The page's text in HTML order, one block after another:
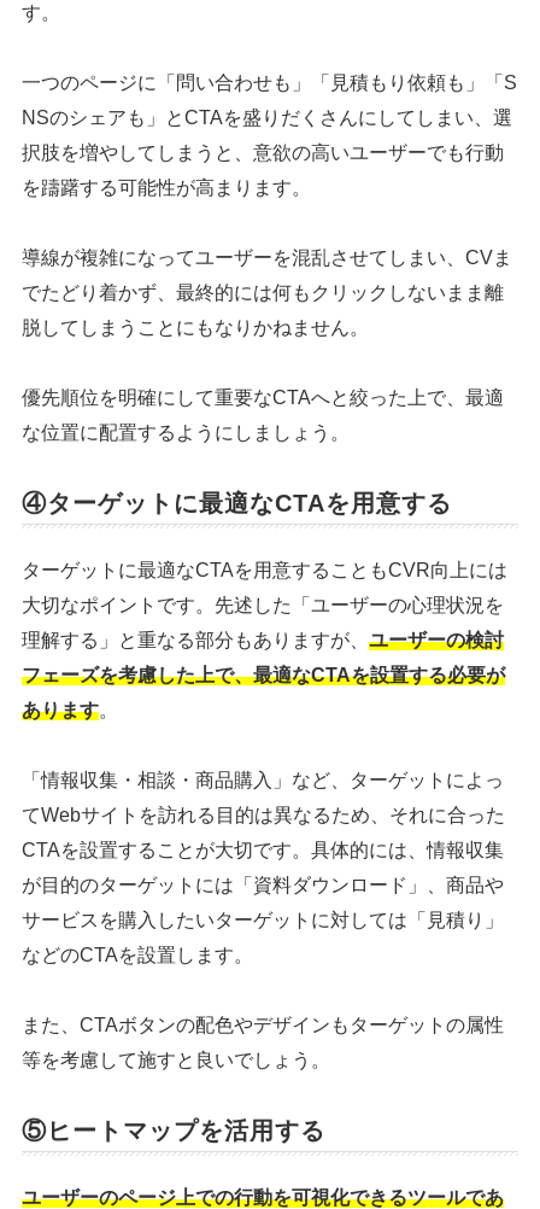
す。
一つのページに「問い合わせも」「見積もり依頼も」「S
NSのシェアも」とCTAを盛りだくさんにしてしまい、選
択肢を増やしてしまうと、意欲の高いユーザーでも行動
を躊躇する可能性が高まります。
導線が複雑になってユーザーを混乱させてしまい、CVま
でたどり着かず、最終的には何もクリックしないまま離
脱してしまうことにもなりかねません。
優先順位を明確にして重要なCTAへと絞った上で、最適
な位置に配置するようにしましょう。
④ターゲットに最適なCTAを用意する
ターゲットに最適なCTAを用意することもCVR向上には
大切なポイントです。先述した「ユーザーの心理状況を
理解する」と重なる部分もありますが、 ユーザーの検討
フェーズを考慮した上で、最適なCTAを設置する必要が
あります。
「情報収集・相談・商品購入」など、ターゲットによっ
てWebサイトを訪れる目的は異なるため、それに合った
CTAを設置することが大切です。具体的には、情報収集
が目的のターゲットには「資料ダウンロード」、商品や
サービスを購入したいターゲットに対しては「見積り」
などのCTAを設置します。
また、CTAボタンの配色やデザインもターゲットの属性
等を考慮して施すと良いでしょう。
⑤ヒートマップを活用する
ユーザーのページ上での行動を可視化できるツールであ